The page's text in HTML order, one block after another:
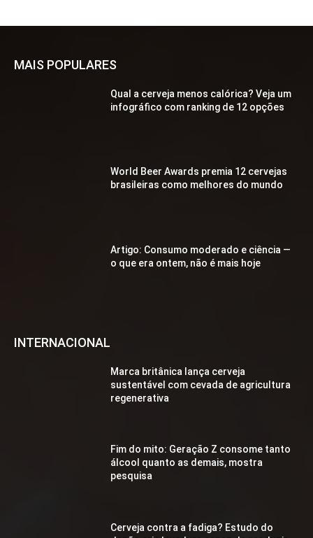
MAIS POPULARES
Qual a cerveja menos calórica? Veja um
infográfico com ranking de 12 opções
World Beer Awards premia 12 cervejas
brasileiras como melhores do mundo
Artigo: Consumo moderado e ciência —
o que era ontem, não é mais hoje
INTERNACIONAL
Marca britânica lança cerveja
sustentável com cevada de agricultura
regenerativa
Fim do mito: Geração Z consome tanto
álcool quanto as demais, mostra
pesquisa
Cerveja contra a fadiga? Estudo do